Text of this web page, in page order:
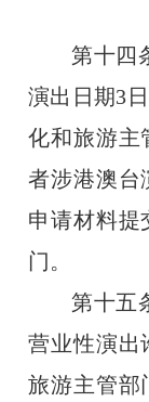
第十四
演出日期3
化和旅游主
者涉港澳台
申请材料提
门。
第十五
营业性演出
旅游主管部